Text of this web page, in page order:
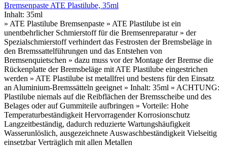
Bremsenpaste ATE Plastilube, 35ml
Inhalt: 35ml
» ATE Plastilube Bremsenpaste » ATE Plastilube ist ein
unentbehrlicher Schmierstoff für die Bremsenreparatur » der
Spezialschmierstoff verhindert das Festrosten der Bremsbeläge in
den Bremssattelführungen und das Entstehen von
Bremsenquietschen » dazu muss vor der Montage der Bremse die
Rückenplatte der Bremsbeläge mit ATE Plastilube eingestrichen
werden » ATE Plastilube ist metallfrei und bestens für den Einsatz
an Aluminium-Bremssätteln geeignet » Inhalt: 35ml » ACHTUNG:
Plastilube niemals auf die Reibflächen der Bremsscheibe und des
Belages oder auf Gummiteile aufbringen » Vorteile: Hohe
Temperaturbeständigkeit Hervorragender Korrosionschutz
Langzeitbeständig, dadurch reduzierte Wartungshäufigkeit
Wasserunlöslich, ausgezeichnete Auswaschbeständigkeit Vielseitig
einsetzbar Verträglich mit allen Metallen